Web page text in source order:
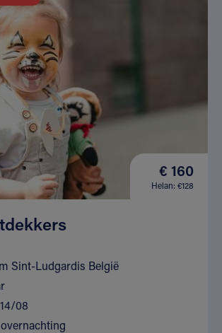
€ 160
Helan: €128
Sint-Ludgardis België
08